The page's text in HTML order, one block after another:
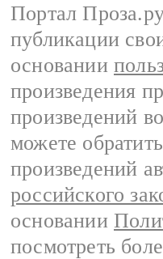
Портал
публикации
основании
произведения
произведений
можете
произведений
российского
основании
посмотреть